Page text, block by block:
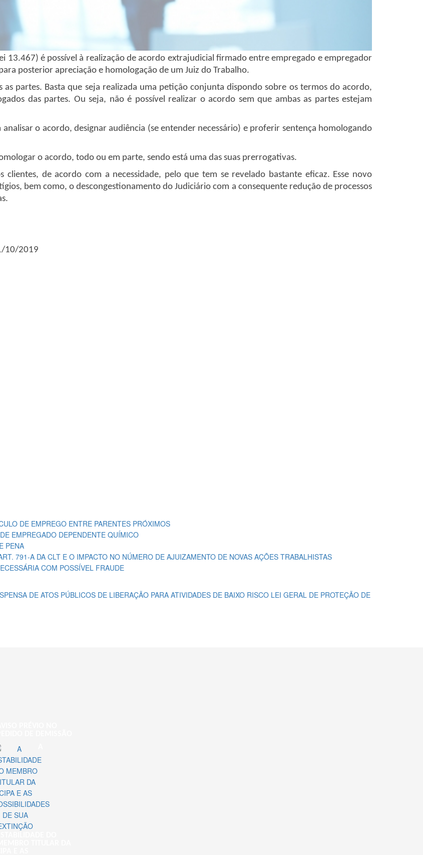
13.467) é possível à realização de acordo extrajudicial firmado entre empregado e empregador
posterior apreciação e homologação de um Juiz do Trabalho.
partes. Basta que seja realizada uma petição conjunta dispondo sobre os termos do acordo,
das partes. Ou seja, não é possível realizar o acordo sem que ambas as partes estejam
o acordo, designar audiência (se entender necessário) e proferir sentença homologando
o acordo, todo ou em parte, sendo está uma das suas prerrogativas.
clientes, de acordo com a necessidade, pelo que tem se revelado bastante eficaz. Esse novo
bem como, o descongestionamento do Judiciário com a consequente redução de processos
10/2019
DE EMPREGO ENTRE PARENTES PRÓXIMOS
EMPREGADO DEPENDENTE QUÍMICO
PENA
791-A DA CLT E O IMPACTO NO NÚMERO DE AJUIZAMENTO DE NOVAS AÇÕES TRABALHISTAS
COM POSSÍVEL FRAUDE
DE ATOS PÚBLICOS DE LIBERAÇÃO PARA ATIVIDADES DE BAIXO RISCO LEI GERAL DE PROTEÇÃO DE